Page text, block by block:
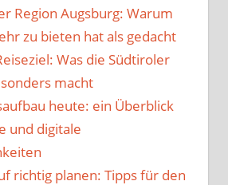
Region Augsburg: Warum
zu bieten hat als gedacht
Was die Südtiroler
macht
heute: ein Überblick
und digitale
richtig planen: Tipps für den